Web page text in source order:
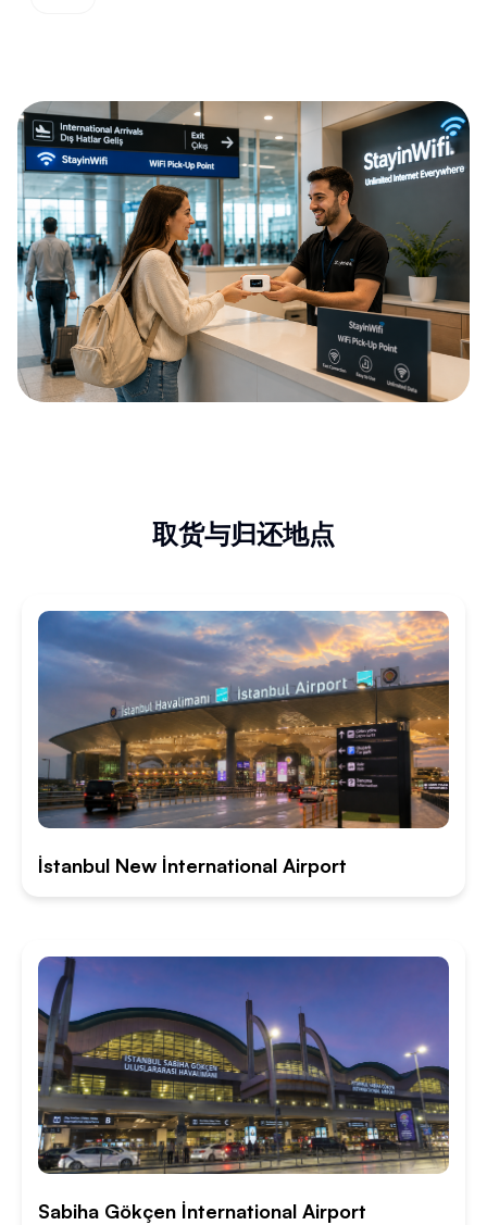
取货与归还地点
İstanbul New İnternational Airport
Sabiha Gökçen İnternational Airport